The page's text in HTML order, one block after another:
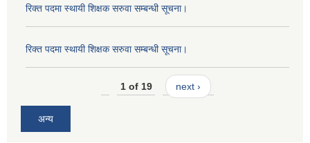
रिक्त पदमा स्थायी शिक्षक सरुवा सम्बन्धी सूचना।
रिक्त पदमा स्थायी शिक्षक सरुवा सम्बन्धी सूचना।
1 of 19 next ›
अन्य